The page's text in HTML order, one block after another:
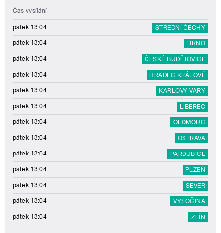
Čas vysílání
pátek 13:04 STŘEDNÍ ČECHY
pátek 13:04 BRNO
pátek 13:04 ČESKÉ BUDĚJOVICE
pátek 13:04 HRADEC KRÁLOVÉ
pátek 13:04 KARLOVY VARY
pátek 13:04 LIBEREC
pátek 13:04 OLOMOUC
pátek 13:04 OSTRAVA
pátek 13:04 PARDUBICE
pátek 13:04 PLZEŇ
pátek 13:04 SEVER
pátek 13:04 VYSOČINA
pátek 13:04 ZLÍN